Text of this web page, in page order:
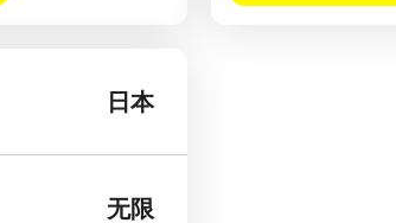
日本
无限